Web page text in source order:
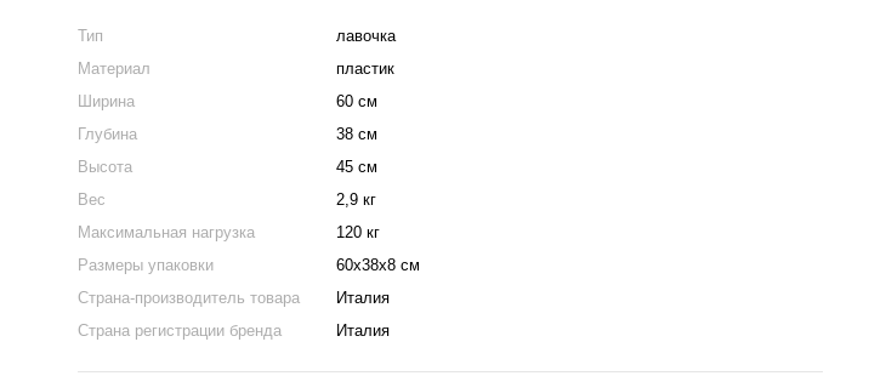
Тип
лавочка
Материал
пластик
Ширина
60 см
Глубина
38 см
Высота
45 см
Вес
2,9 кг
Максимальная нагрузка
120 кг
Размеры упаковки
60х38х8 см
Страна-производитель товара
Италия
Страна регистрации бренда
Италия